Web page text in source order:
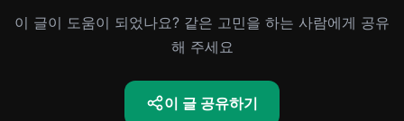
이 글이 도움이 되었나요? 같은 고민을 하는 사람에게 공유
해 주세요
이 글 공유하기